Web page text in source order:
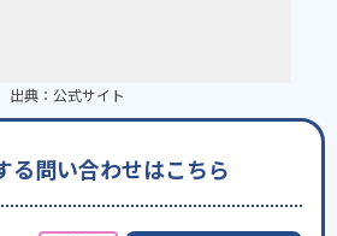
出典： 公式サイト
る問い合わせはこちら